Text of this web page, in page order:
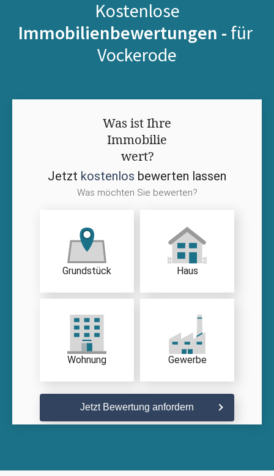
Kostenlose
Immobilienbewertungen - für
Vockerode
Was ist Ihre
Immobilie
wert?
Jetzt kostenlos bewerten lassen
Was möchten Sie bewerten?
Grundstück Haus
Wohnung Gewerbe
Jetzt Bewertung anfordern